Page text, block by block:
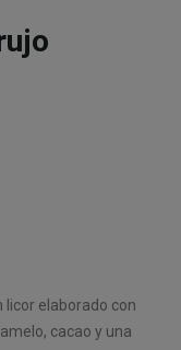
licor elaborado con
cacao y una